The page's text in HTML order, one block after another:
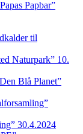
Papbar”
til
Naturpark” 10.
Blå Planet”
30.4.2024